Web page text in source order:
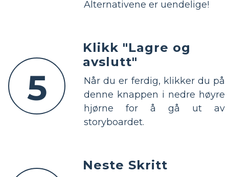
Alternativene er uendelige!
5
Klikk "Lagre og
avslutt"
Når du er ferdig, klikker du på
denne knappen i nedre høyre
hjørne for å gå ut av
storyboardet.
Neste Skritt